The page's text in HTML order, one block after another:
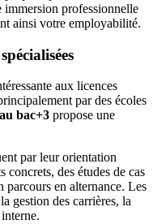
immersion professionnelle
ainsi votre employabilité.
aux licences
par des écoles
bac+3 propose une
par leur orientation
concrets, des études de cas
parcours en alternance. Les
gestion des carrières, la